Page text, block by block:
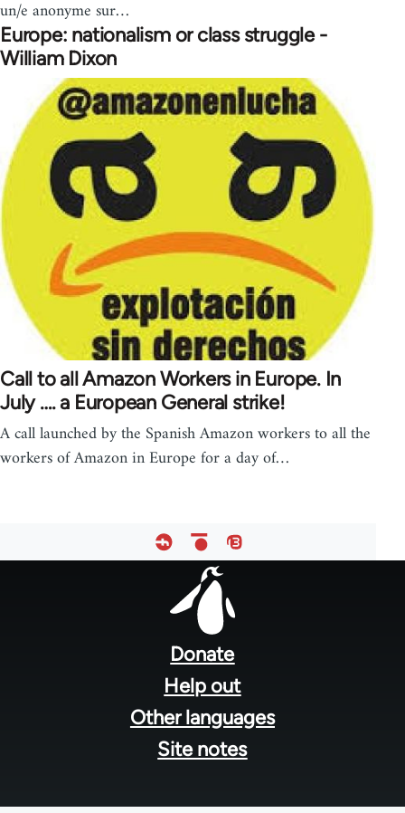
un/e anonyme sur…
Europe: nationalism or class struggle -
William Dixon
Call to all Amazon Workers in Europe. In
July …. a European General strike!
A call launched by the Spanish Amazon workers to all the
workers of Amazon in Europe for a day of…
Donate
Help out
Other languages
Site notes